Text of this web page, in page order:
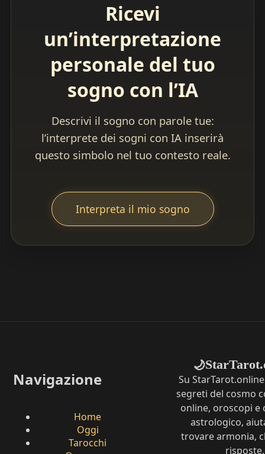
Ricevi
un’interpretazione
personale del tuo
sogno con l’IA
Descrivi il sogno con parole tue:
l’interprete dei sogni con IA inserirà
questo simbolo nel tuo contesto reale.
Interpreta il mio sogno
Navigazione
Home
Oggi
Tarocchi
🌙
Su
segreti del cosmo
online, oroscopi e
astrologico,
trovare armonia,
risposte.